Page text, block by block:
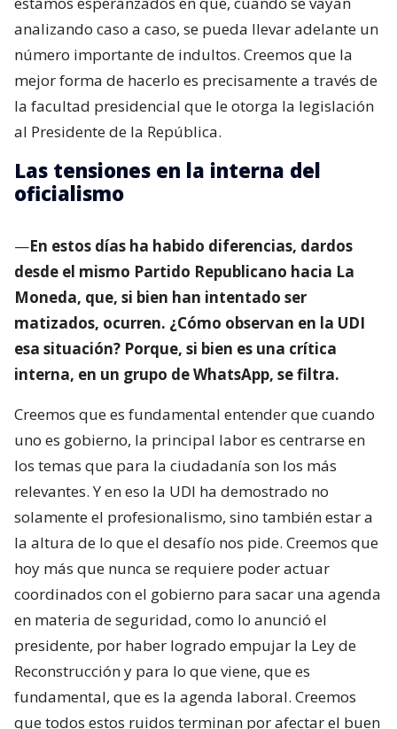
analizando caso a caso, se pueda llevar adelante un
número importante de indultos. Creemos que la
mejor forma de hacerlo es precisamente a través de
la facultad presidencial que le otorga la legislación
al Presidente de la República.
Las tensiones en la interna del
oficialismo
—En estos días ha habido diferencias, dardos
desde el mismo Partido Republicano hacia La
Moneda, que, si bien han intentado ser
matizados, ocurren. ¿Cómo observan en la UDI
esa situación? Porque, si bien es una crítica
interna, en un grupo de WhatsApp, se filtra.
Creemos que es fundamental entender que cuando
uno es gobierno, la principal labor es centrarse en
los temas que para la ciudadanía son los más
relevantes. Y en eso la UDI ha demostrado no
solamente el profesionalismo, sino también estar a
la altura de lo que el desafío nos pide. Creemos que
hoy más que nunca se requiere poder actuar
coordinados con el gobierno para sacar una agenda
en materia de seguridad, como lo anunció el
presidente, por haber logrado empujar la Ley de
Reconstrucción y para lo que viene, que es
fundamental, que es la agenda laboral. Creemos
que todos estos ruidos terminan por afectar el buen